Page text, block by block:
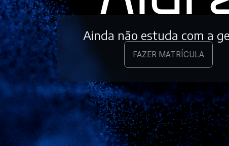
Ainda não estuda com a
FAZER MATRÍCULA